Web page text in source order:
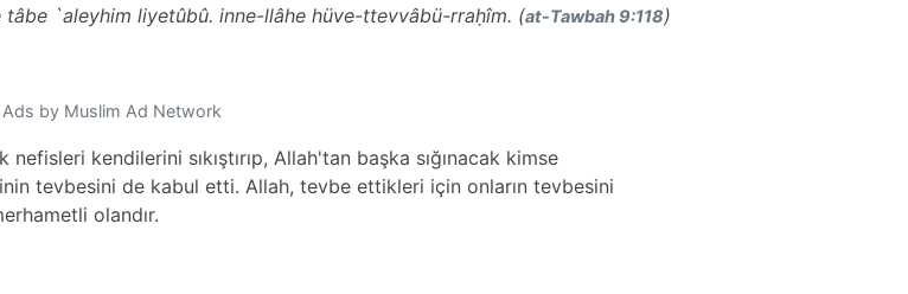
tâbe `aleyhim liyetûbû. inne-llâhe hüve-ttevvâbü-rraḥîm. (at-Tawbah 9:118)
Ads by Muslim Ad Network
kendilerini sıkıştırıp, Allah'tan başka sığınacak kimse
tevbesini de kabul etti. Allah, tevbe ettikleri için onların tevbesini
olandır.